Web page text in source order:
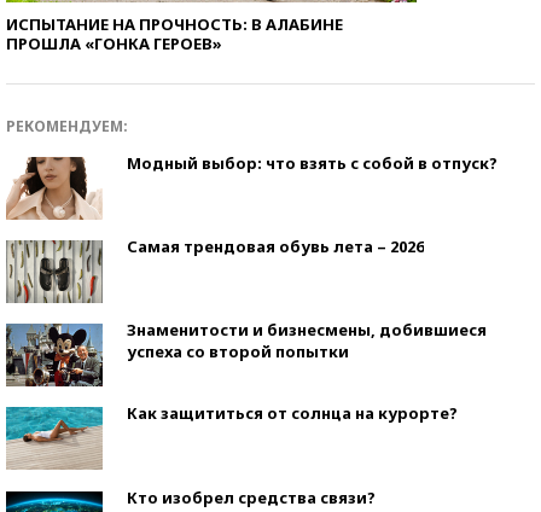
ИСПЫТАНИЕ НА ПРОЧНОСТЬ: В АЛАБИНЕ
ПРОШЛА «ГОНКА ГЕРОЕВ»
РЕКОМЕНДУЕМ:
Модный выбор: что взять с собой в отпуск?
Самая трендовая обувь лета – 2026
Знаменитости и бизнесмены, добившиеся
успеха со второй попытки
Как защититься от солнца на курорте?
Кто изобрел средства связи?